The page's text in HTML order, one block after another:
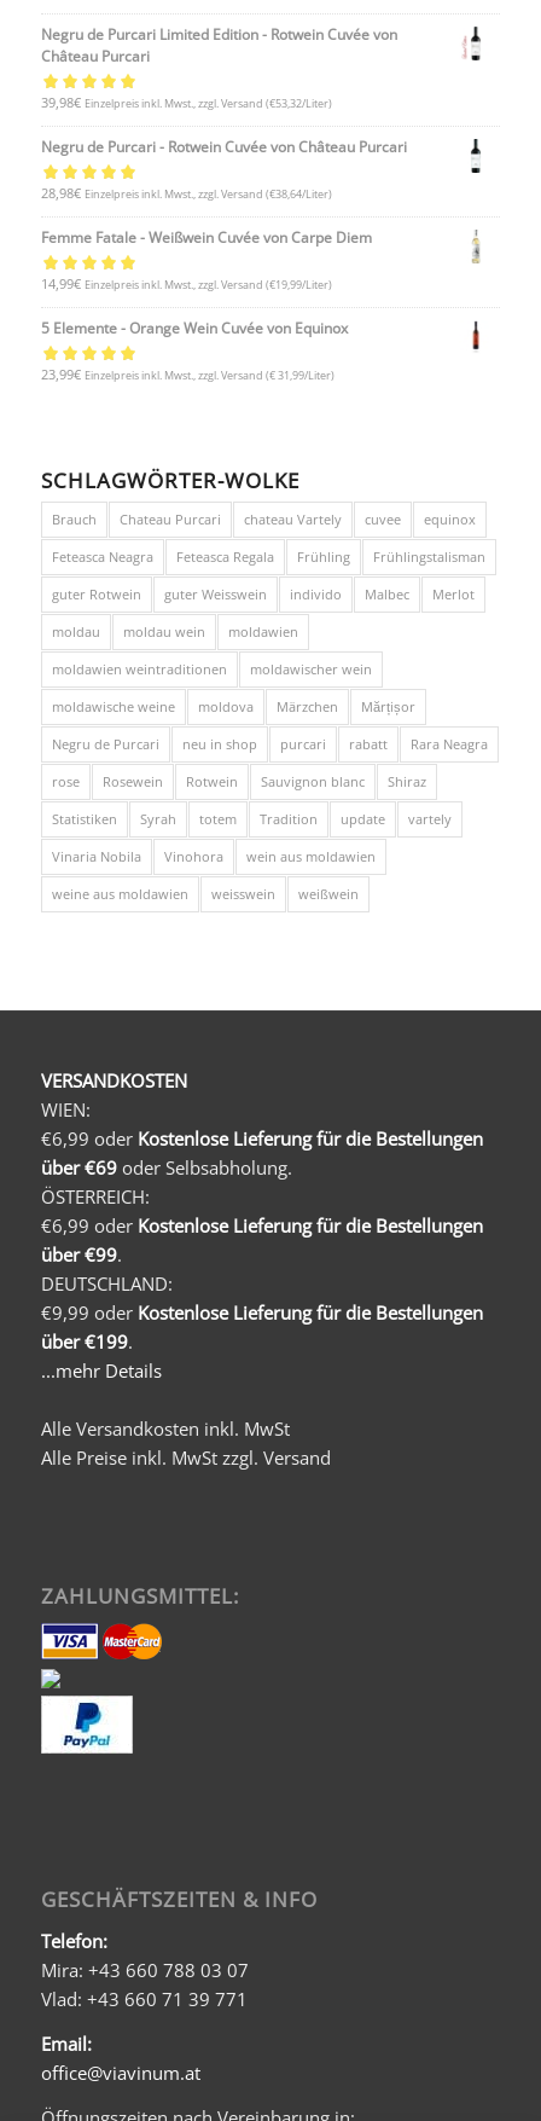
5.00von 5
Negru de Purcari Limited Edition - Rotwein Cuvée von
Château Purcari
Bewertet mit
5.00von 5
39,98€ Einzelpreis inkl. Mwst., zzgl. Versand (€53,32/Liter)
Negru de Purcari - Rotwein Cuvée von Château Purcari
Bewertet mit
5.00von 5
28,98€ Einzelpreis inkl. Mwst., zzgl. Versand (€38,64/Liter)
Femme Fatale - Weißwein Cuvée von Carpe Diem
Bewertet mit
5.00von 5
14,99€ Einzelpreis inkl. Mwst., zzgl. Versand (€19,99/Liter)
5 Elemente - Orange Wein Cuvée von Equinox
Bewertet mit
23,99€ Einzelpreis inkl. Mwst., zzgl. Versand (€ 31,99/Liter)
SCHLAGWÖRTER-WOLKE
Brauch Chateau Purcari chateau Vartely cuvee equinox
Feteasca Neagra Feteasca Regala Frühling Frühlingstalisman
guter Rotwein guter Weisswein individo Malbec Merlot
moldau moldau wein moldawien
moldawien weintraditionen moldawischer wein
moldawische weine moldova Märzchen Mărțișor
Negru de Purcari neu in shop purcari rabatt Rara Neagra
rose Rosewein Rotwein Sauvignon blanc Shiraz
Statistiken Syrah totem Tradition update vartely
Vinaria Nobila Vinohora wein aus moldawien
weine aus moldawien weisswein weißwein
VERSANDKOSTEN
WIEN:
€6,99 oder Kostenlose Lieferung für die Bestellungen
über €69oder Selbsabholung.
ÖSTERREICH:
€6,99 oder Kostenlose Lieferung für die Bestellungen
über €99.
DEUTSCHLAND:
€9,99 oder Kostenlose Lieferung für die Bestellungen
über €199.
...mehr Details
Alle Versandkosten inkl. MwSt
Alle Preise inkl. MwSt zzgl. Versand
ZAHLUNGSMITTEL:
GESCHÄFTSZEITEN & INFO
Telefon:
Mira: +43 660 788 03 07
Vlad: +43 660 71 39 771
Email:
office@viavinum.at